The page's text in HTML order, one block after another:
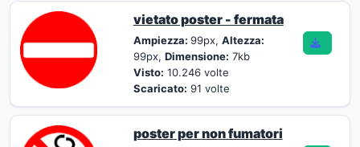
vietato poster - fermata
Ampiezza: 99px, Altezza:
99px, Dimensione: 7kb
Visto: 10.246 volte
Scaricato: 91 volte
poster per non fumatori